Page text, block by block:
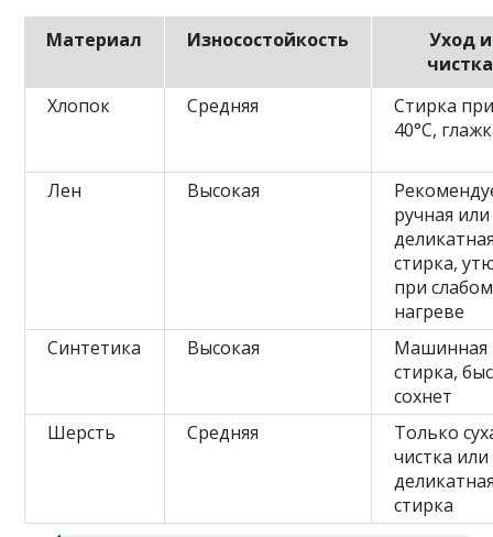
Материал Износостойкость
Уход и
чистка
Хлопок
Средняя
Стирка
40°C,
Лен Высокая
ручная или
стирка,
при слабом
нагреве
Синтетика
Высокая
Машинная
стирка,
сохнет
Шерсть
Средняя
Только
чистка или
стирка